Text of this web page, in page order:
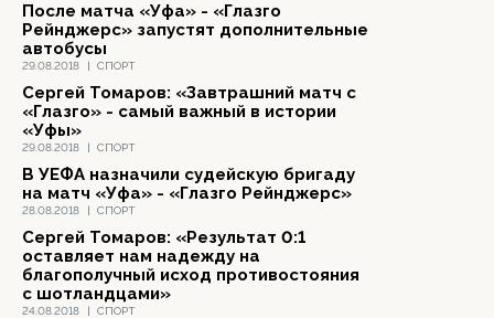
29.08.2018 | СПОРТ
После матча «Уфа» - «Глазго
Рейнджерс» запустят дополнительные
автобусы
29.08.2018 | СПОРТ
Сергей Томаров: «Завтрашний матч с
«Глазго» - самый важный в истории
«Уфы»
28.08.2018 | СПОРТ
В УЕФА назначили судейскую бригаду
на матч «Уфа» - «Глазго Рейнджерс»
24.08.2018 | СПОРТ
Сергей Томаров: «Результат 0:1
оставляет нам надежду на
благополучный исход противостояния
с шотландцами»